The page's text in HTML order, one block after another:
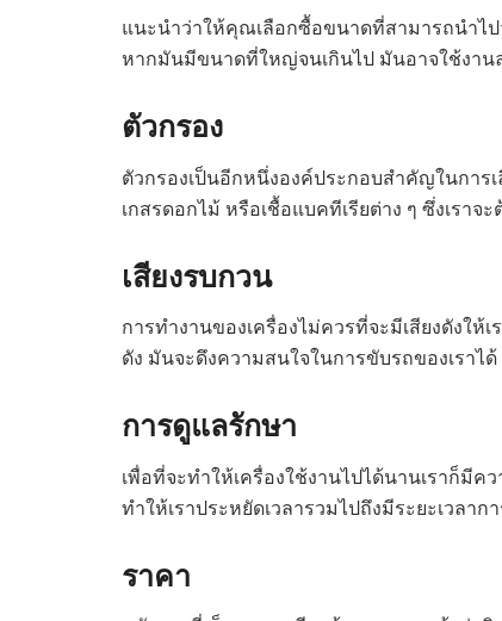
แนะนำว่าให้คุณเลือกซื้อขนาดที่สามารถนำไป
หากมันมีขนาดที่ใหญ่จนเกินไป มันอาจใช้งาน
ตัวกรอง
ตัวกรองเป็นอีกหนึ่งองค์ประกอบสำคัญในการ
เกสรดอกไม้ หรือเชื้อแบคทีเรียต่าง ๆ ซึ่งเรา
เสียงรบกวน
การทำงานของเครื่องไม่ควรที่จะมีเสียงดังใ
ดัง มันจะดึงความสนใจในการขับรถของเราไ
การดูแลรักษา
เพื่อที่จะทำให้เครื่องใช้งานไปได้นานเราก็มีค
ทำให้เราประหยัดเวลารวมไปถึงมีระยะเวลา
ราคา